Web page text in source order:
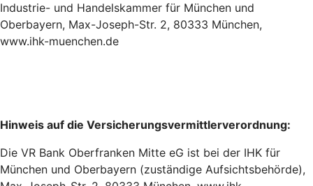
Industrie- und Handelskammer für München und
Oberbayern, Max-Joseph-Str. 2, 80333 München,
www.ihk-muenchen.de
Hinweis auf die Versicherungsvermittlerverordnung:
Die VR Bank Oberfranken Mitte eG ist bei der IHK für
München und Oberbayern (zuständige Aufsichtsbehörde),